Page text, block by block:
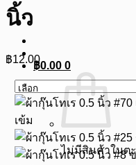
฿0.00 0
ไม่มีสินค้าในต
นิ้ว
฿12.00
เข้ม